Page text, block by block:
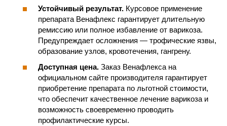
Устойчивый результат. Курсовое применение
препарата Венафлекс гарантирует длительную
ремиссию или полное избавление от варикоза.
Предупреждает осложнения — трофические язвы,
образование узлов, кровотечения, гангрену.
Доступная цена. Заказ Венафлекса на
официальном сайте производителя гарантирует
приобретение препарата по льготной стоимости,
что обеспечит качественное лечение варикоза и
возможность своевременно проводить
профилактические курсы.